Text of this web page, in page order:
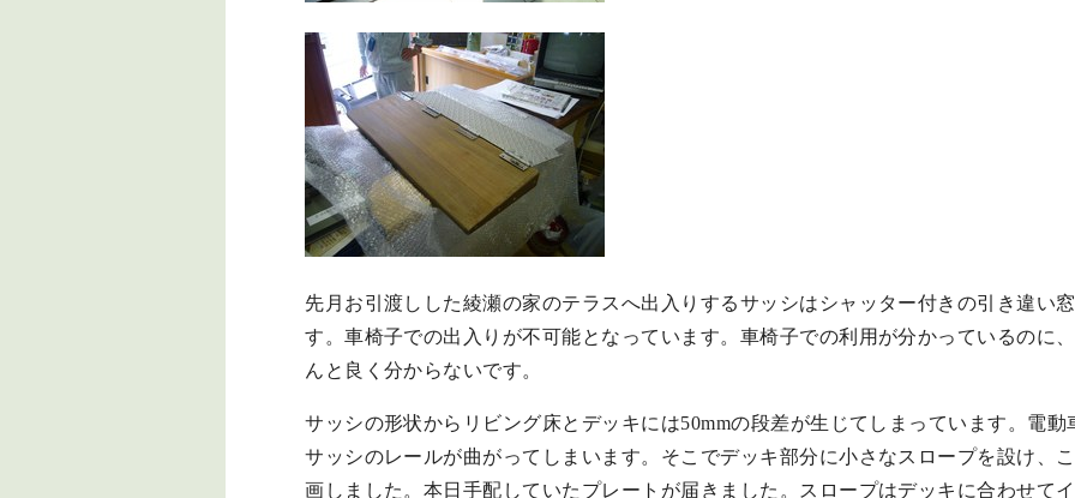
先月お引渡しした綾瀬の家のテラスへ出入りするサッシはシャッター付きの引き違い
す。車椅子での出入りが不可能となっています。車椅子での利用が分かっているのに
んと良く分からないです。
サッシの形状からリビング床とデッキには50mmの段差が生じてしまっています。電
サッシのレールが曲がってしまいます。そこでデッキ部分に小さなスロープを設け、
画しました。本日手配していたプレートが届きました。スロープはデッキに合わせて